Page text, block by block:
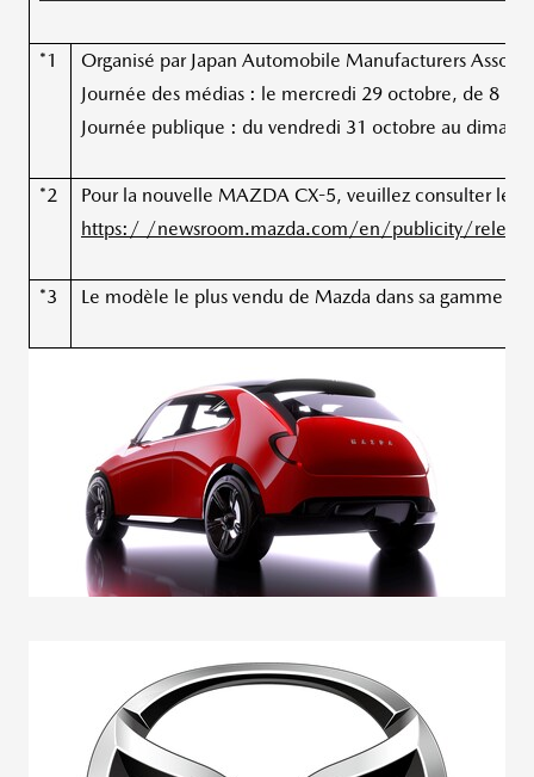
*1
Organisé par Japan Automobile Manufacturers
Journée des médias : le mercredi 29 octobre, de 8 h
Journée publique : du vendredi 31 octobre au
*2
Pour la nouvelle MAZDA CX-5, veuillez consulter le
https:/ /newsroom.mazda.com/en/publicity/
*3 Le modèle le plus vendu de Mazda dans sa gamme